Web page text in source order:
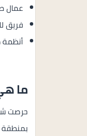
عمال
فريق
أنظمة
ما
حرصت
بمنطقة